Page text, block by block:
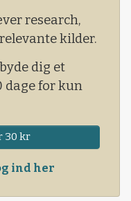
research,
kilder.
dig et
dage for kun
30 kr
ind her